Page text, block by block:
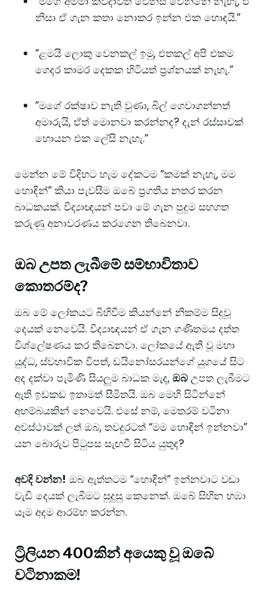
නිසා ඒ ගැන කතා නොකර ඉන්න එක හොඳයි.”
​”ළමයි ලොකු වෙනකල් ඉමු, එතකල් අපි එකම
ගෙදර කාමර දෙකක හිටියත් ප්‍රශ්නයක් නැහැ.”
​”මගේ රක්ෂාව නැති වුණා, බිල් ගෙවාගන්නත්
අමාරුයි, ඒත් මොනවා කරන්නද? දැන් රස්සාවක්
හොයන එක ලේසි නැහැ.”
​මෙන්න මේ විදිහට හැම දේකටම “කමක් නැහැ, මම
හොඳින්” කියා පැවසීම ඔබේ ප්‍රගතිය නතර කරන
බාධකයක්. විද්‍යාඥයන් පවා මේ ගැන පුදුම සහගත
කරුණු අනාවරණය කරගෙන තිබෙනවා.
​ඔබ උපත ලැබීමේ සම්භාවිතාව
කොතරම්ද?
​ඔබ මේ ලෝකයට බිහිවීම කියන්නේ නිකම්ම සිදුවූ
දෙයක් නෙවෙයි. විද්‍යාඥයන් ඒ ගැන ගණිතමය දත්ත
විශ්ලේෂණය කර තිබෙනවා. ලෝකයේ ඇති වූ මහා
යුද්ධ, ස්වභාවික විපත්, ඩයිනෝසරයන්ගේ යුගයේ සිට
අද දක්වා පැමිණි සියලුම බාධක මැද, ඔබඋපත ලැබීමට
ඇති ඉඩකඩ ඉතාමත් සීමිතයි. ​ඔබ මෙහි සිටින්නේ
අහම්බයකින් නෙවෙයි. එසේ නම්, මෙතරම් වටිනා
අවස්ථාවක් ලත් ඔබ, තවදුරටත් “මම හොඳින් ඉන්නවා”
යන බොරුව පිටුපස සැඟවී සිටිය යුතුද?
අවදි වන්න! ඔබ ඇත්තටම “හොඳින්” ඉන්නවාට වඩා
වැඩි දෙයක් ලැබීමට සුදුසු කෙනෙක්. ඔබේ සිහින හඹා
යෑම අදම ආරම්භ කරන්න.
ට්‍රිලියන 400කින් අයෙකු වූ ඔබේ
වටිනාකම!